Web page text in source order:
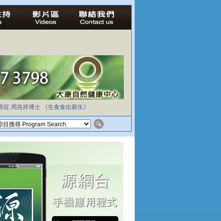
症 周兆祥博士 《生食食出新生》